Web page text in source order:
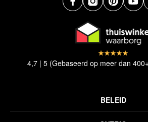
BELEID
4,7 | 5 (Gebaseerd op meer dan